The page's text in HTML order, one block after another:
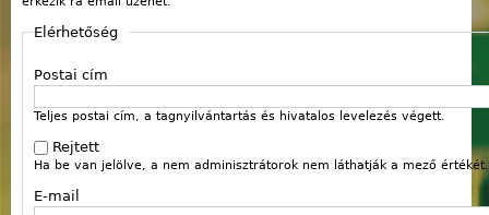
Elérhetőség
Postai cím
Teljes postai cím, a tagnyilvántartás és hivatalos levelezés végett.
Rejtett
Ha be van jelölve, a nem adminisztrátorok nem láthatják a mező értékét.
E-mail